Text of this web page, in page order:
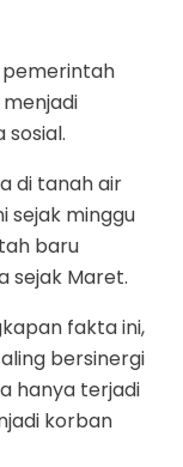
pemerintah
di tanah air
sejak minggu
baru
sejak Maret.
fakta ini,
bersinergi
hanya terjadi
korban